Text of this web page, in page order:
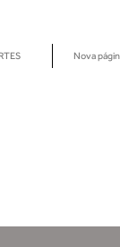
Nova